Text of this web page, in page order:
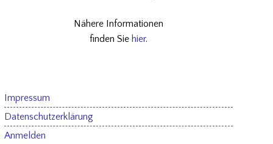
Nähere Informationen
finden Sie hier.
Impressum
Datenschutzerklärung
Anmelden